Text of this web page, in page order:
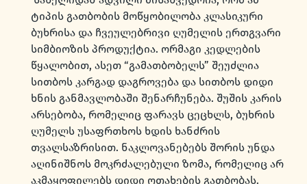
ტიპის გათბობის მოწყობილობა კლასიკური
ბუხრისა და ჩვეულებრივი ღუმელის ერთგვარი
სიმბიოზის პროდუქტია. ორმაგი კედლების
წყალობით, ასეთ “გამათბობელს” შეუძლია
სითბოს კარგად დაგროვება და სითბოს დიდი
ხნის განმავლობაში შენარჩუნება. შუშის კარის
არსებობა, რომელიც ფარავს ცეცხლს, ბუხრის
ღუმელს უსაფრთხოს ხდის ხანძრის
თვალსაზრისით. ნაკლოვანებებს შორის უნდა
აღინიშნოს მოკრძალებული ზომა, რომელიც არ
აკმაყოფილებს დიდი ოთახების გათბობას.